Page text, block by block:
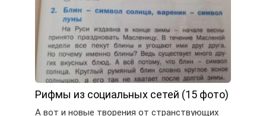
Рифмы из социальных сетей (15 фото)
А вот и новые творения от странствующих